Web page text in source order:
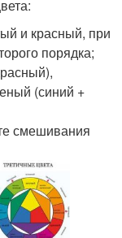
и красный, при
порядка;
(синий +
смешивания